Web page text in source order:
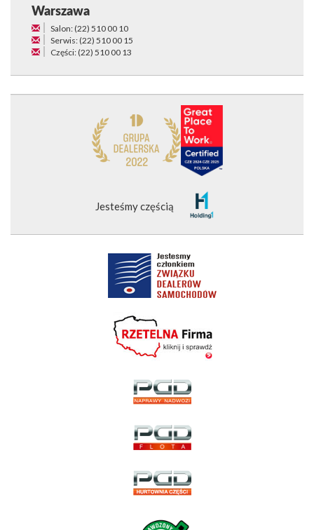
Warszawa
Salon: (22) 510 00 10
Serwis: (22) 510 00 15
Części: (22) 510 00 13
Jesteśmy częścią